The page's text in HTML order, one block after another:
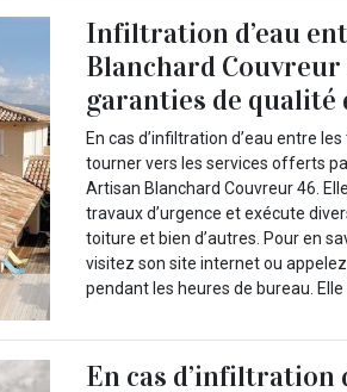
Infiltration d’eau
Blanchard Couvreur
garanties de qualité
En cas d’infiltration d’eau entre
tourner vers les services offerts
Artisan Blanchard Couvreur 46.
travaux d’urgence et exécute
toiture et bien d’autres. Pour en
visitez son site internet ou
pendant les heures de bureau.
En cas d’infiltration